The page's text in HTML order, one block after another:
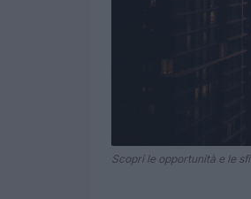
Scopri le opportunità e le